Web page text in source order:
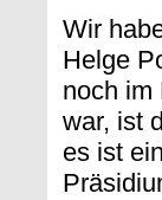
Wir
Helge
noch im
war, ist
es ist